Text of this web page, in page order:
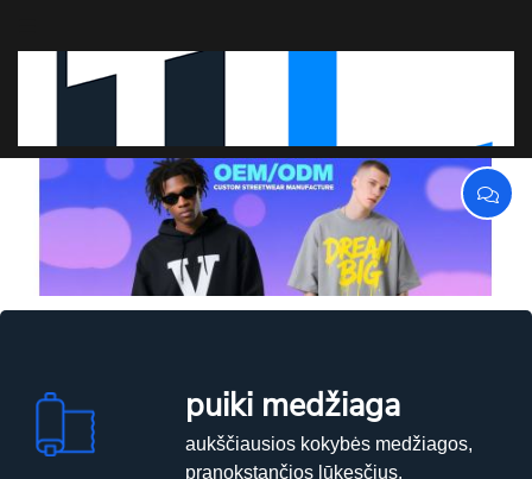
puiki medžiaga
aukščiausios kokybės medžiagos,
pranokstančios lūkesčius.